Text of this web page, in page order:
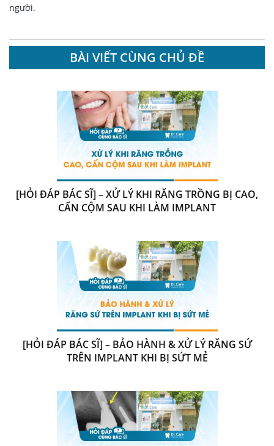
người.
BÀI VIẾT CÙNG CHỦ ĐỀ
[HỎI ĐÁP BÁC SĨ] – XỬ LÝ KHI RĂNG TRỒNG BỊ CAO,
CẤN CỘM SAU KHI LÀM IMPLANT
[HỎI ĐÁP BÁC SĨ] – BẢO HÀNH & XỬ LÝ RĂNG SỨ
TRÊN IMPLANT KHI BỊ SỨT MẺ